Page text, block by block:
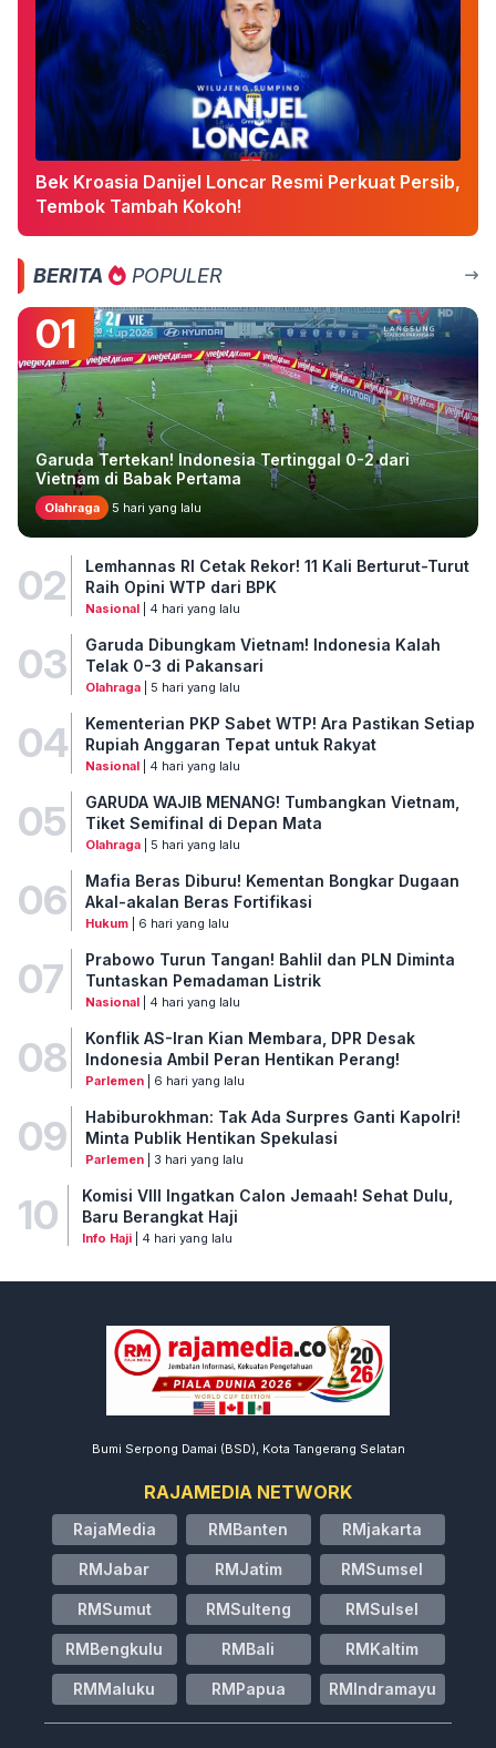
Bek Kroasia Danijel Loncar Resmi Perkuat Persib,
Tembok Tambah Kokoh!
BERITA POPULER
01
Garuda Tertekan! Indonesia Tertinggal 0-2 dari
Vietnam di Babak Pertama
Olahraga 5 hari yang lalu
02
Lemhannas RI Cetak Rekor! 11 Kali Berturut-Turut
Raih Opini WTP dari BPK
Nasional| 4 hari yang lalu
03
Garuda Dibungkam Vietnam! Indonesia Kalah
Telak 0-3 di Pakansari
Olahraga| 5 hari yang lalu
04
Kementerian PKP Sabet WTP! Ara Pastikan Setiap
Rupiah Anggaran Tepat untuk Rakyat
Nasional| 4 hari yang lalu
05
GARUDA WAJIB MENANG! Tumbangkan Vietnam,
Tiket Semifinal di Depan Mata
Olahraga| 5 hari yang lalu
06
Mafia Beras Diburu! Kementan Bongkar Dugaan
Akal-akalan Beras Fortifikasi
Hukum| 6 hari yang lalu
07
Prabowo Turun Tangan! Bahlil dan PLN Diminta
Tuntaskan Pemadaman Listrik
Nasional| 4 hari yang lalu
08
Konflik AS-Iran Kian Membara, DPR Desak
Indonesia Ambil Peran Hentikan Perang!
Parlemen| 6 hari yang lalu
09
Habiburokhman: Tak Ada Surpres Ganti Kapolri!
Minta Publik Hentikan Spekulasi
Parlemen| 3 hari yang lalu
10
Komisi VIII Ingatkan Calon Jemaah! Sehat Dulu,
Baru Berangkat Haji
Info Haji| 4 hari yang lalu
Bumi Serpong Damai (BSD), Kota Tangerang Selatan
RAJAMEDIA NETWORK
RajaMedia RMBanten RMjakarta
RMJabar RMJatim RMSumsel
RMSumut RMSulteng RMSulsel
RMBengkulu RMBali RMKaltim
RMMaluku RMPapua RMIndramayu